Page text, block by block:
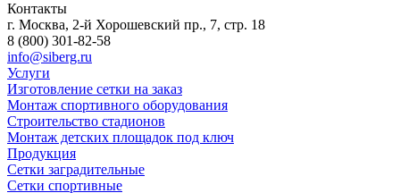
Контакты
г. Москва, 2-й Хорошевский пр., 7, стр. 18
8 (800) 301-82-58
info@siberg.ru
Услуги
Изготовление сетки на заказ
Монтаж спортивного оборудования
Строительство стадионов
Монтаж детских площадок под ключ
Продукция
Сетки заградительные
Сетки спортивные